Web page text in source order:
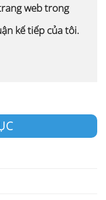
web trong
kế tiếp của tôi.